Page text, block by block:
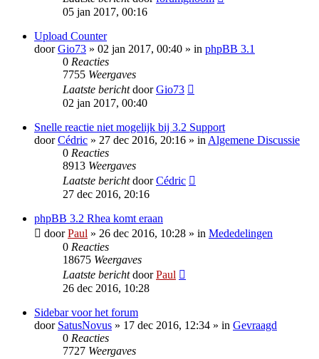
05 jan 2017, 00:16
Upload Counter
doorGio73 » 02 jan 2017, 00:40 » in phpBB 3.1
0 Reacties
7755 Weergaves
Laatste berichtdoorGio73
02 jan 2017, 00:40
Snelle reactie niet mogelijk bij 3.2 Support
doorCédric » 27 dec 2016, 20:16 » inAlgemene Discussie
0 Reacties
8913 Weergaves
Laatste berichtdoorCédric
27 dec 2016, 20:16
phpBB 3.2 Rhea komt eraan
doorPaul » 26 dec 2016, 10:28 » in Mededelingen
0 Reacties
18675 Weergaves
Laatste berichtdoorPaul
26 dec 2016, 10:28
Sidebar voor het forum
door SatusNovus » 17 dec 2016, 12:34 » in Gevraagd
0 Reacties
7727 Weergaves